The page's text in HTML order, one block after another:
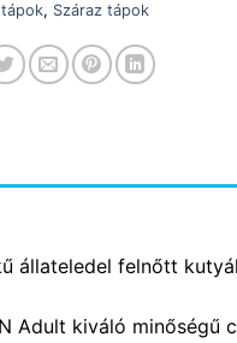
, Száraz tápok
állateledel felnőtt
Adult kiváló minőségű